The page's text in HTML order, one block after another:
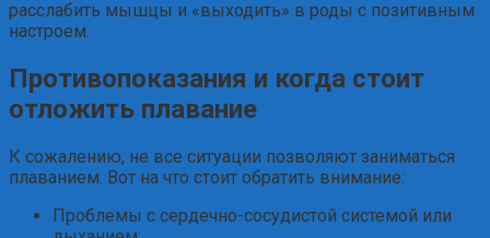
расслабить мышцы и «выходить» в роды с позитивным
настроем.
Противопоказания и когда стоит
отложить плавание
К сожалению, не все ситуации позволяют заниматься
плаванием. Вот на что стоит обратить внимание:
Проблемы с сердечно-сосудистой системой или